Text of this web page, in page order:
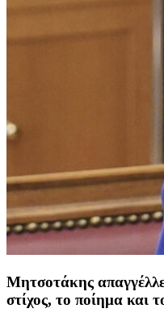
Μητσοτάκης
στίχος, το ποίημα και